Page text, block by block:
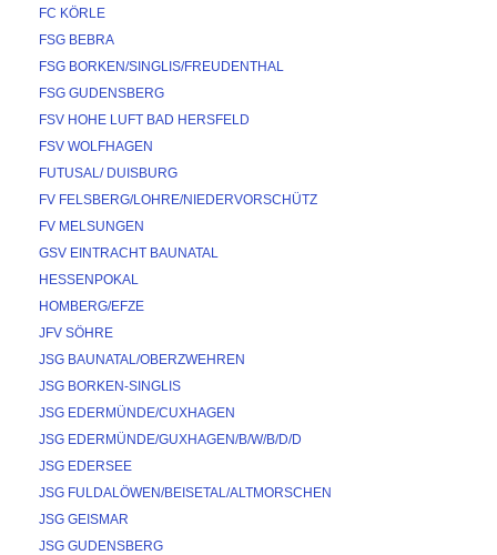
FC KÖRLE
FSG BEBRA
FSG BORKEN/SINGLIS/FREUDENTHAL
FSG GUDENSBERG
FSV HOHE LUFT BAD HERSFELD
FSV WOLFHAGEN
FUTUSAL/ DUISBURG
FV FELSBERG/LOHRE/NIEDERVORSCHÜTZ
FV MELSUNGEN
GSV EINTRACHT BAUNATAL
HESSENPOKAL
HOMBERG/EFZE
JFV SÖHRE
JSG BAUNATAL/OBERZWEHREN
JSG BORKEN-SINGLIS
JSG EDERMÜNDE/CUXHAGEN
JSG EDERMÜNDE/GUXHAGEN/B/W/B/D/D
JSG EDERSEE
JSG FULDALÖWEN/BEISETAL/ALTMORSCHEN
JSG GEISMAR
JSG GUDENSBERG